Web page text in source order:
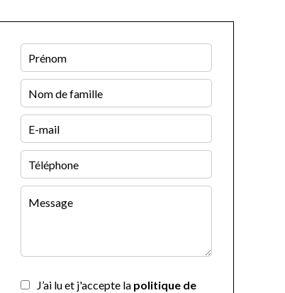
J’ai lu et j'accepte la politique de